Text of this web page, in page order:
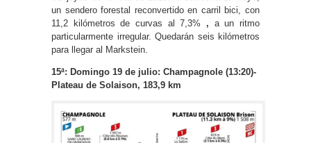
un sendero forestal reconvertido en carril bici, con
11,2 kilómetros de curvas al 7,3% , a un ritmo
particularmente irregular. Quedarán seis kilómetros
para llegar al Markstein.
15ª: Domingo 19 de julio: Champagnole (13:20)-
Plateau de Solaison, 183,9 km